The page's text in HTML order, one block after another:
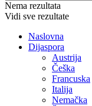
Nema rezultata
Vidi sve rezultate
Naslovna
Dijaspora
Austrija
Češka
Francuska
Italija
Nemačka